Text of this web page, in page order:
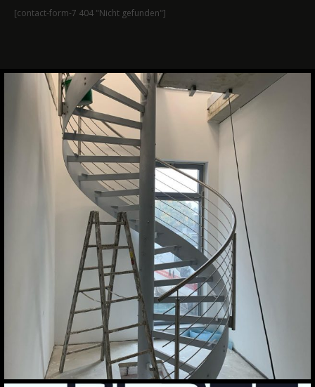
[contact-form-7 404 "Nicht gefunden"]